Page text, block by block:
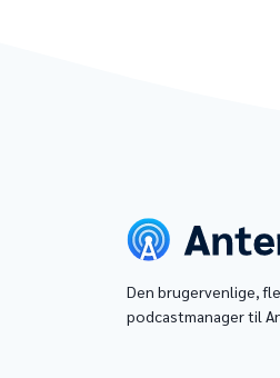
Den brugervenlige,
podcastmanager til